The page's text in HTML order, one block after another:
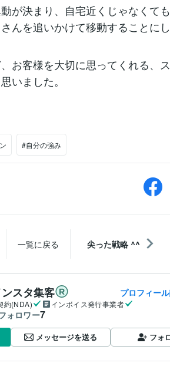
が決まり、自宅近くじゃなくて
んを追いかけて移動することに
お客様を大切に思ってくれる、
いました。
#自分の強み
一覧に戻る 尖った戦略 ^^
スタ集客 プロフィー
約(NDA) インボイス発行事業者
ォロワー7
メッセージを送る フォ